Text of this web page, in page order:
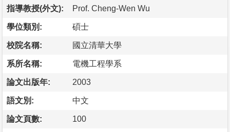
指導教授(外文): Prof. Cheng-Wen Wu
學位類別: 碩士
校院名稱: 國立清華大學
系所名稱: 電機工程學系
論文出版年: 2003
語文別: 中文
論文頁數: 100